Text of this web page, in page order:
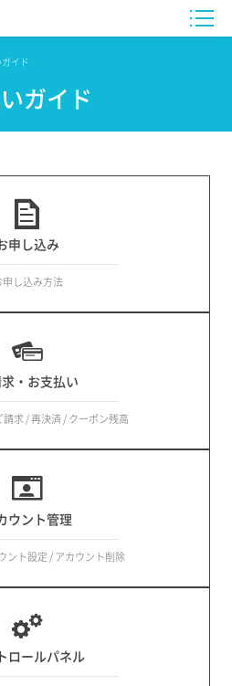
イド
ガイド
申し込み
申し込み方法
・お支払い
求 / 再決済 / クーポン残高
ウント管理
ント設定 / アカウント削除
ロールパネル